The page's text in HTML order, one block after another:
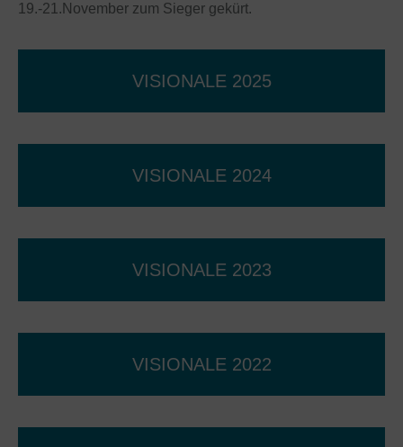
19.-21.November zum Sieger gekürt.
VISIONALE 2025
VISIONALE 2024
VISIONALE 2023
VISIONALE 2022